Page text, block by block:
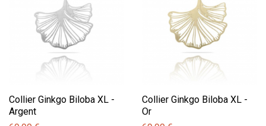
Collier Ginkgo Biloba XL -
Argent
Collier Ginkgo Biloba XL -
Or